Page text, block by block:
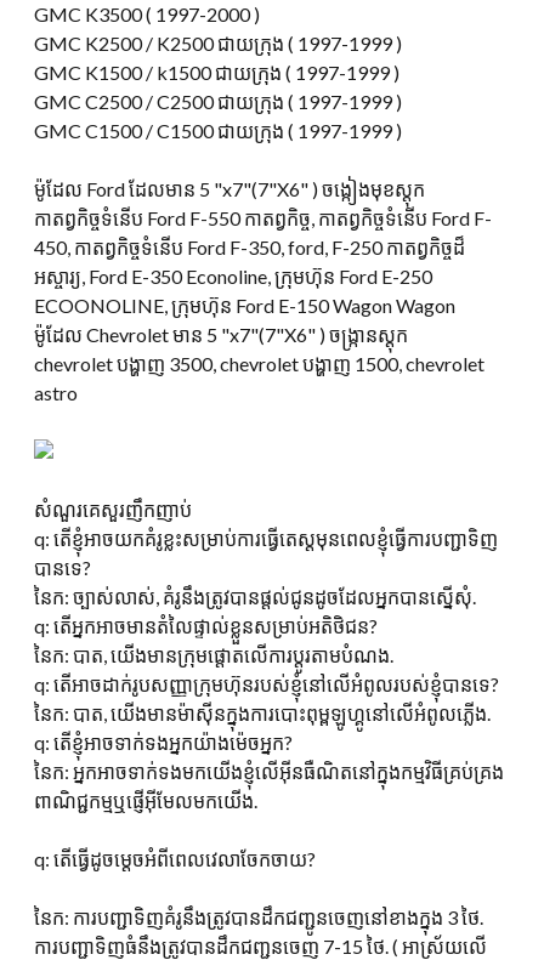
GMC K3500 ( 1997-2000 )
GMC K2500 / K2500 ជាយក្រុង ( 1997-1999 )
GMC K1500 / k1500 ជាយក្រុង ( 1997-1999 )
GMC C2500 / C2500 ជាយក្រុង ( 1997-1999 )
GMC C1500 / C1500 ជាយក្រុង ( 1997-1999 )
ម៉ូដែល Ford ដែលមាន 5 "x7"(7"X6" ) ចង្កៀងមុខស្តុក
កាតព្វកិច្ចទំនើប Ford F-550 កាតព្វកិច្ច, កាតព្វកិច្ចទំនើប Ford F-
450, កាតព្វកិច្ចទំនើប Ford F-350, ford, F-250 កាតព្វកិច្ចដ៏
អស្ចារ្យ, Ford E-350 Econoline, ក្រុមហ៊ុន Ford E-250
ECOONOLINE, ក្រុមហ៊ុន Ford E-150 Wagon Wagon
ម៉ូដែល Chevrolet មាន 5 "x7"(7"X6" ) ចង្ក្រានស្តុក
chevrolet បង្ហាញ 3500, chevrolet បង្ហាញ 1500, chevrolet
astro
សំណួរគេសួរញឹកញាប់
q: តើខ្ញុំអាចយកគំរូខ្លះសម្រាប់ការធ្វើតេស្តមុនពេលខ្ញុំធ្វើការបញ្ជាទិញ
បានទេ?
នៃក: ច្បាស់លាស់, គំរូនឹងត្រូវបានផ្តល់ជូនដូចដែលអ្នកបានស្នើសុំ.
q: តើអ្នកអាចមានតំលៃផ្ទាល់ខ្លួនសម្រាប់អតិថិជន?
នៃក: បាត, យើងមានក្រុមផ្តោតលើការប្តូរតាមបំណង.
q: តើអាចដាក់រូបសញ្ញាក្រុមហ៊ុនរបស់ខ្ញុំនៅលើអំពូលរបស់ខ្ញុំបានទេ?
នៃក: បាត, យើងមានម៉ាស៊ីនក្នុងការបោះពុម្ពឡូហ្គូនៅលើអំពូលភ្លើង.
q: តើខ្ញុំអាចទាក់ទងអ្នកយ៉ាងម៉េចអ្នក?
នៃក: អ្នកអាចទាក់ទងមកយើងខ្ញុំលើអ៊ីនធឺណិតនៅក្នុងកម្មវិធីគ្រប់គ្រង
ពាណិជ្ជកម្មឬផ្ញើអ៊ីមែលមកយើង.
q: តើធ្វើដូចម្តេចអំពីពេលវេលាចែកចាយ?
នៃក: ការបញ្ជាទិញគំរូនឹងត្រូវបានដឹកជញ្ជូនចេញនៅខាងក្នុង 3 ថៃ.
ការបញ្ជាទិញធំនឹងត្រូវបានដឹកជញ្ជូនចេញ 7-15 ថៃ. ( អាស្រ័យលើ